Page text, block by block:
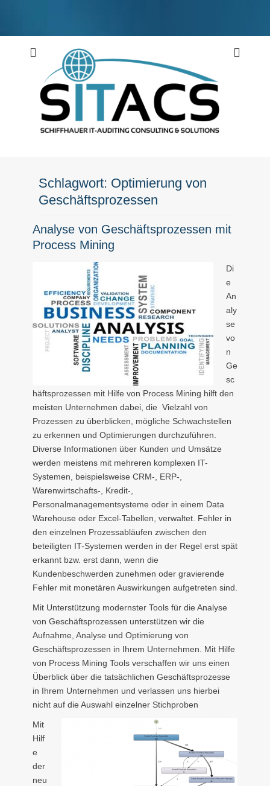
SITACS
Schiffhauer IT-Auditing Consulting & Solutions
Schlagwort: Optimierung von
Geschäftsprozessen
Analyse von Geschäftsprozessen mit
Process Mining
Di
e
An
aly
se
vo
n
Ge
sc
häftsprozessen mit Hilfe von Process Mining hilft den
meisten Unternehmen dabei, die Vielzahl von
Prozessen zu überblicken, mögliche Schwachstellen
zu erkennen und Optimierungen durchzuführen.
Diverse Informationen über Kunden und Umsätze
werden meistens mit mehreren komplexen IT-
Systemen, beispielsweise CRM-, ERP-,
Warenwirtschafts-, Kredit-,
Personalmanagementsysteme oder in einem Data
Warehouse oder Excel-Tabellen, verwaltet. Fehler in
den einzelnen Prozessabläufen zwischen den
beteiligten IT-Systemen werden in der Regel erst spät
erkannt bzw. erst dann, wenn die
Kundenbeschwerden zunehmen oder gravierende
Fehler mit monetären Auswirkungen aufgetreten sind.
Mit Unterstützung modernster Tools für die Analyse
von Geschäftsprozessen unterstützen wir die
Aufnahme, Analyse und Optimierung von
Geschäftsprozessen in Ihrem Unternehmen. Mit Hilfe
von Process Mining Tools verschaffen wir uns einen
Überblick über die tatsächlichen Geschäftsprozesse
in Ihrem Unternehmen und verlassen uns hierbei
nicht auf die Auswahl einzelner Stichproben
Mit
Hilf
e
der
neu